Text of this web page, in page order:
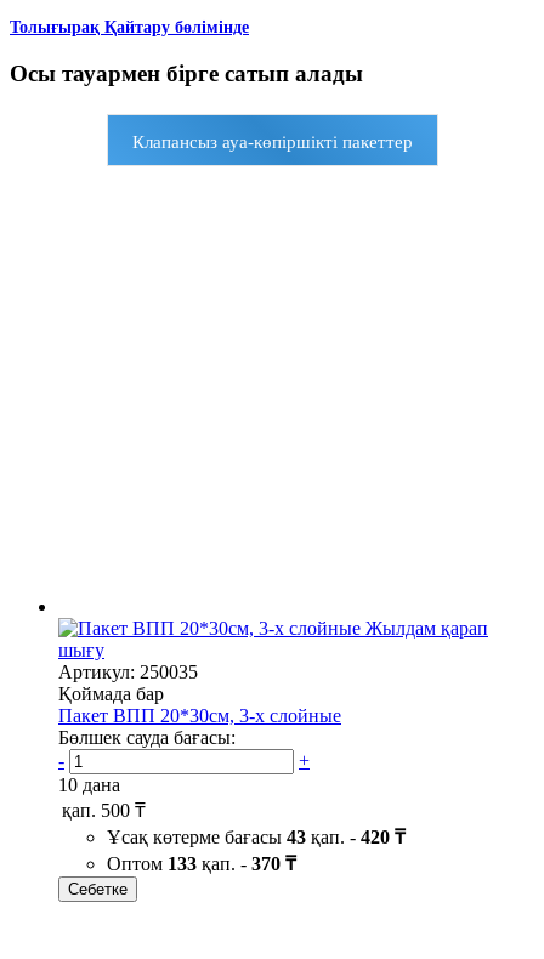
Толығырақ Қайтару бөлімінде
Осы тауармен бірге сатып алады
Клапансыз ауа-көпіршікті пакеттер
Жылдам қарап
шығу
Артикул: 250035
Қоймада бар
Пакет ВПП 20*30см, 3-х слойные
Бөлшек сауда бағасы:
-
+
10 дана
қап. 500 ₸
Ұсақ көтерме бағасы 43 қап. - 420 ₸
Оптом 133 қап. - 370 ₸
Себетке